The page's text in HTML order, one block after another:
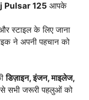
Pulsar 125 आपके
स्टाइल के लिए जाना
ने अपनी पहचान को
डिज़ाइन, इंजन, माइलेज,
सभी जरूरी पहलुओं को